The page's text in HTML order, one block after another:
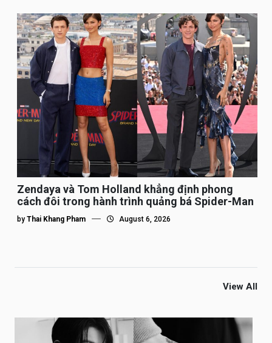
Zendaya và Tom Holland khẳng định phong
cách đôi trong hành trình quảng bá Spider-Man
by Thai Khang Pham August 6, 2026
View All